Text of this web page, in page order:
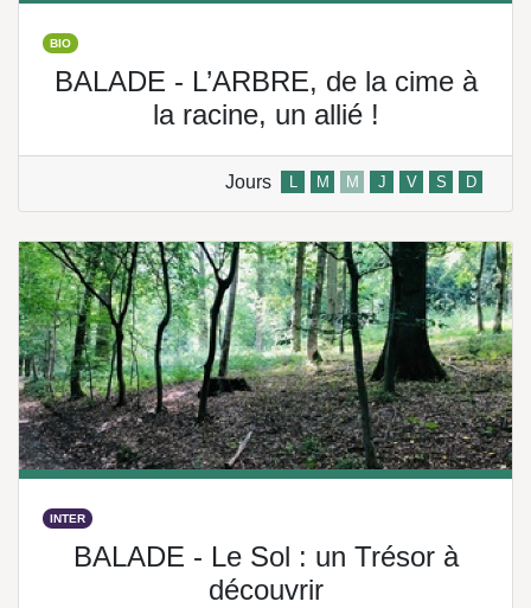
BIO
BALADE - L’ARBRE, de la cime à
la racine, un allié !
Jours L M M J V S D
INTER
BALADE - Le Sol : un Trésor à
découvrir